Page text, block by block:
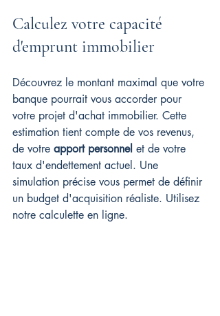
Calculez votre capacité
d'emprunt immobilier
Découvrez le montant maximal que votre
banque pourrait vous accorder pour
votre projet d'achat immobilier. Cette
estimation tient compte de vos revenus,
de votre apport personnel et de votre
taux d'endettement actuel. Une
simulation précise vous permet de définir
un budget d'acquisition réaliste. Utilisez
notre calculette en ligne.